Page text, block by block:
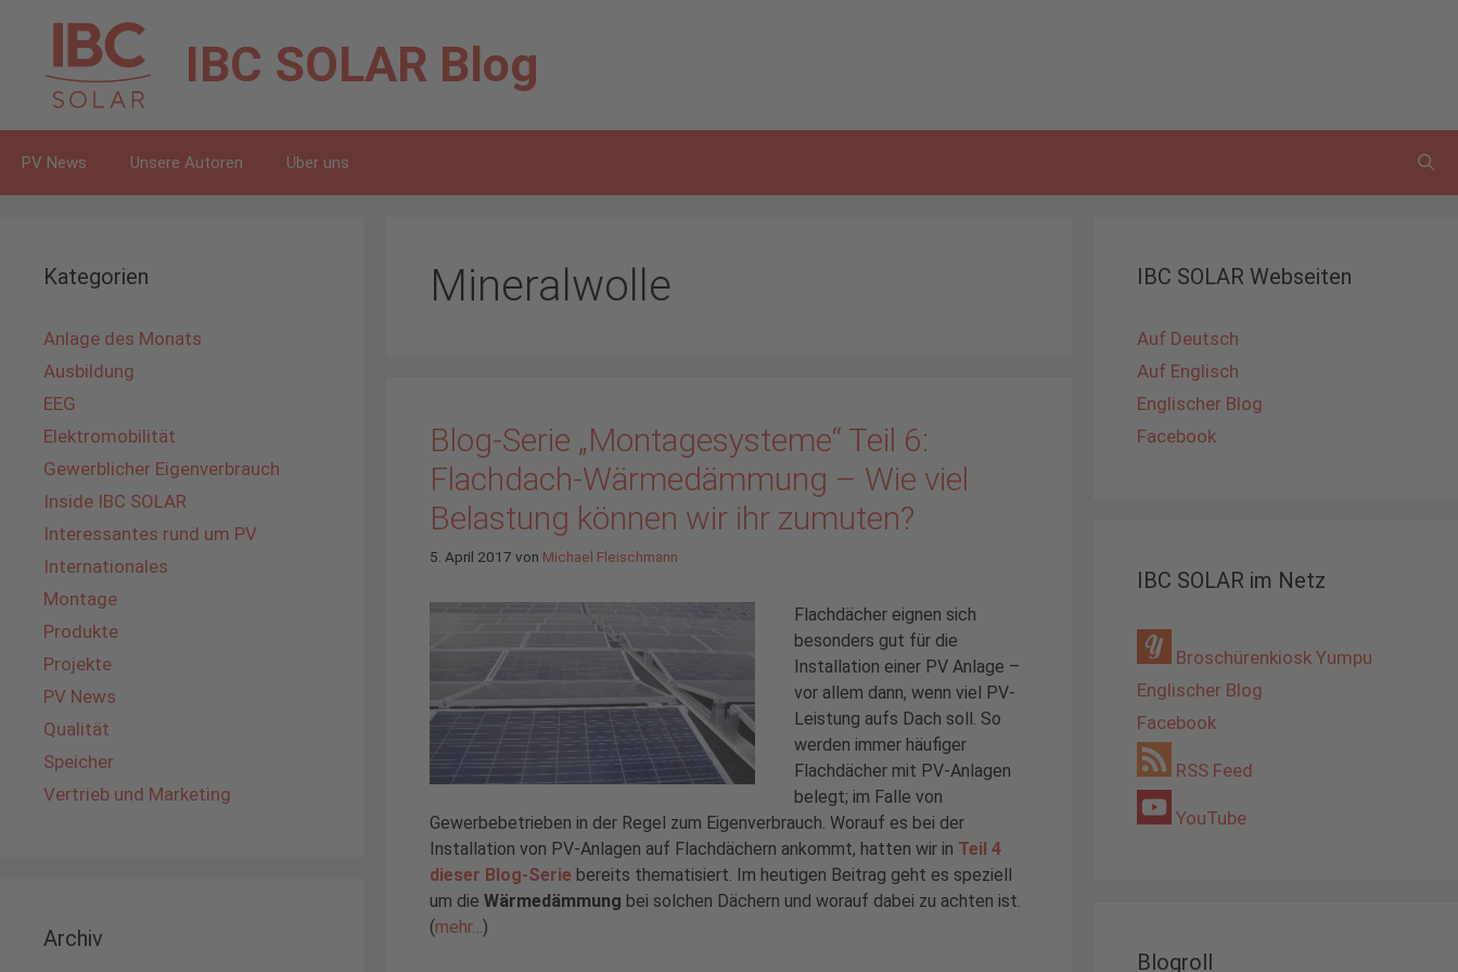
springen
IBC SOLAR Blog
PV News Unsere Autoren Über uns
Mineralwolle
Blog-Serie „Montagesysteme“ Teil 6:
Flachdach-Wärmedämmung – Wie viel
Belastung können wir ihr zumuten?
5. April 2017 von Michael Fleischmann
Flachdächer eignen sich
besonders gut für die
Installation einer PV Anlage –
vor allem dann, wenn viel PV-
Leistung aufs Dach soll. So
werden immer häufiger
Flachdächer mit PV-Anlagen
belegt; im Falle von
Gewerbebetrieben in der Regel zum Eigenverbrauch. Worauf es bei der
Installation von PV-Anlagen auf Flachdächern ankommt, hatten wir in Teil 4
dieser Blog-Serie bereits thematisiert. Im heutigen Beitrag geht es speziell
um die Wärmedämmung bei solchen Dächern und worauf dabei zu achten ist.
(mehr… )
Kategorien
Anlage des Monats
Ausbildung
EEG
Elektromobilität
Gewerblicher Eigenverbrauch
Inside IBC SOLAR
Interessantes rund um PV
Internationales
Montage
Produkte
Projekte
PV News
Qualität
Speicher
Vertrieb und Marketing
Archiv
IBC SOLAR Webseiten
Auf Deutsch
Auf Englisch
Englischer Blog
Facebook
IBC SOLAR im Netz
Broschürenkiosk Yumpu
Englischer Blog
Facebook
RSS Feed
YouTube
Blogroll